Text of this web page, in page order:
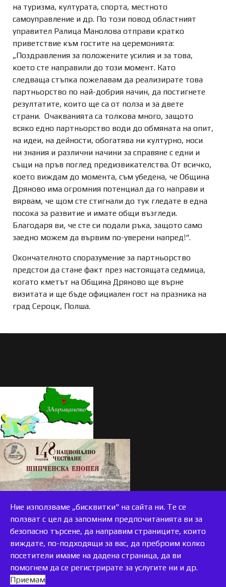
на туризма, културата, спорта, местното
самоуправление и др. По този повод областният
управител Ралица Манолова отправи кратко
приветствие към гостите на церемонията:
„Поздравления за положените усилия и за това,
което сте направили до този момент. Като
следваща стъпка пожелавам да реализирате това
партньорство по най-добрия начин, да постигнете
резултатите, които ще са от полза и за двете
страни. Очакванията са толкова много, защото
всяко едно партньорство води до обмяната на опит,
на идеи, на дейности, обогатява ни културно, носи
ни знания и различни начини за справяне с едни и
същи на пръв поглед предизвикателства. От всичко,
което виждам до момента, съм убедена, че Община
Дряново има огромния потенциал да го направи и
вярвам, че щом сте стигнали до тук гледате в една
посока за развитие и имате общи възгледи.
Благодаря ви, че сте си подали ръка, защото само
заедно можем да вървим по-уверени напред!“.
Окончателното споразумение за партньорство
предстои да стане факт през настоящата седмица,
когато кметът на Община Дряново ще върне
визитата и ще бъде официален гост на празника на
град Сероцк, Полша.
Ние използваме „бисквитки“ на сайта ни. Те се
ползват с цел да запомним предпочитанията ви за
безопасно търсене, да направим страниците, които
виждате, по-подходящи за вас, да преброим колко
посетители имаме на дадена страница, да ви
помогнем да се регистрирате за услугите ни и др.
Приемам
accessible